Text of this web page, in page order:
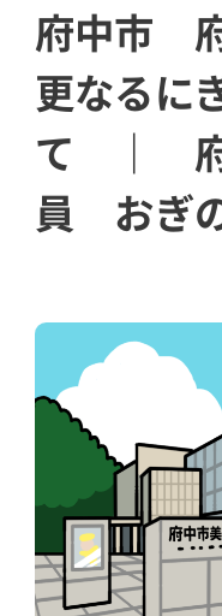
府中市
更なるに
て ｜ 府
員 おぎ